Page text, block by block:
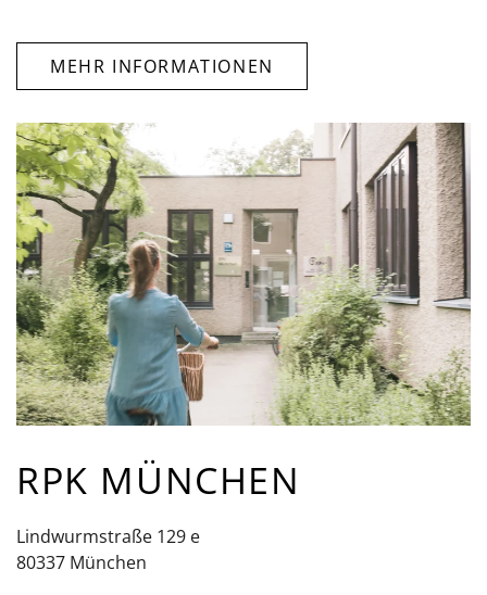
MEHR INFORMATIONEN
RPK MÜNCHEN
Lindwurmstraße 129 e
80337 München